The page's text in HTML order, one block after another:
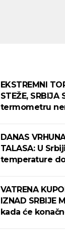
EKSTREMNI
STEŽE, SRBIJA
termometru
DANAS
TALASA: U
temperature
VATRENA
IZNAD
kada će